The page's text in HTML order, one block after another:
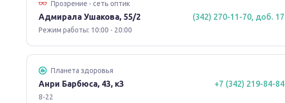
Прозрение - сеть оптик
Адмирала Ушакова, 55/2
Режим работы: 10:00 - 20:00
(342) 270-11-70, доб. 17
Планета здоровья
Анри Барбюса, 43, к3
8-22
+7 (342) 219-84-84